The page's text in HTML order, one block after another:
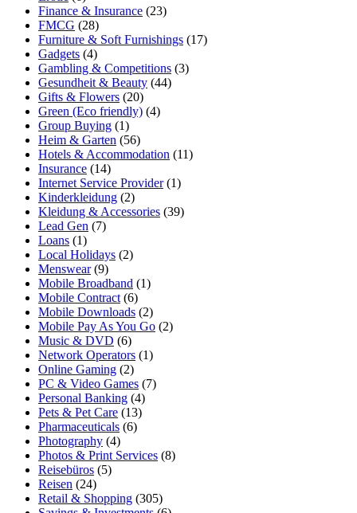
Finance & Insurance (23)
FMCG (28)
Furniture & Soft Furnishings (17)
Gadgets (4)
Gambling & Competitions (3)
Gesundheit & Beauty (44)
Gifts & Flowers (20)
Green (Eco friendly) (4)
Group Buying (1)
Heim & Garten (56)
Hotels & Accommodation (11)
Insurance (14)
Internet Service Provider(1)
Kinderkleidung (2)
Kleidung & Accessories (39)
Lead Gen (7)
Loans (1)
Local Holidays (2)
Menswear(9)
Mobile Broadband (1)
Mobile Contract (6)
Mobile Downloads (2)
Mobile Pay As You Go (2)
Music & DVD (6)
Network Operators (1)
Online Gaming (2)
PC & Video Games (7)
Personal Banking (4)
Pets & Pet Care (13)
Pharmaceuticals (6)
Photography (4)
Photos & Print Services (8)
Reisebüros (5)
Reisen (24)
Retail & Shopping (305)